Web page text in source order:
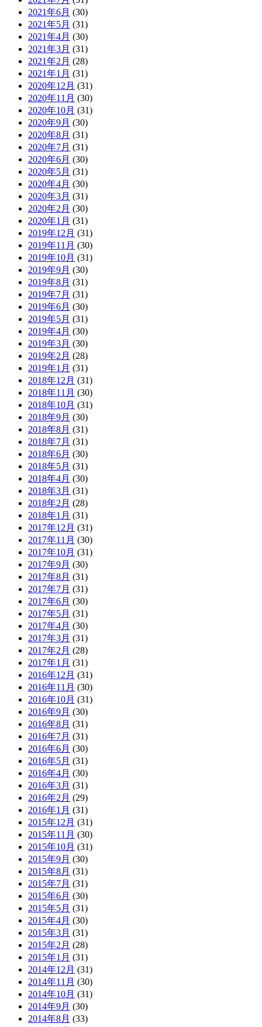
2021年6月 (30)
2021年5月 (31)
2021年4月 (30)
2021年3月 (31)
2021年2月 (28)
2021年1月 (31)
2020年12月 (31)
2020年11月 (30)
2020年10月 (31)
2020年9月 (30)
2020年8月 (31)
2020年7月 (31)
2020年6月 (30)
2020年5月 (31)
2020年4月 (30)
2020年3月 (31)
2020年2月 (30)
2020年1月 (31)
2019年12月 (31)
2019年11月 (30)
2019年10月 (31)
2019年9月 (30)
2019年8月 (31)
2019年7月 (31)
2019年6月 (30)
2019年5月 (31)
2019年4月 (30)
2019年3月 (30)
2019年2月 (28)
2019年1月 (31)
2018年12月 (31)
2018年11月 (30)
2018年10月 (31)
2018年9月 (30)
2018年8月 (31)
2018年7月 (31)
2018年6月 (30)
2018年5月 (31)
2018年4月 (30)
2018年3月 (31)
2018年2月 (28)
2018年1月 (31)
2017年12月 (31)
2017年11月 (30)
2017年10月 (31)
2017年9月 (30)
2017年8月 (31)
2017年7月 (31)
2017年6月 (30)
2017年5月 (31)
2017年4月 (30)
2017年3月 (31)
2017年2月 (28)
2017年1月 (31)
2016年12月 (31)
2016年11月 (30)
2016年10月 (31)
2016年9月 (30)
2016年8月 (31)
2016年7月 (31)
2016年6月 (30)
2016年5月 (31)
2016年4月 (30)
2016年3月 (31)
2016年2月 (29)
2016年1月 (31)
2015年12月 (31)
2015年11月 (30)
2015年10月 (31)
2015年9月 (30)
2015年8月 (31)
2015年7月 (31)
2015年6月 (30)
2015年5月 (31)
2015年4月 (30)
2015年3月 (31)
2015年2月 (28)
2015年1月 (31)
2014年12月 (31)
2014年11月 (30)
2014年10月 (31)
2014年9月 (30)
2014年8月 (33)